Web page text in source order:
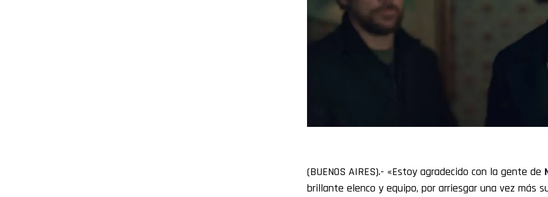
(BUENOS AIRES).- «Estoy agradecido con la gente de
brillante elenco y equipo, por arriesgar una vez más